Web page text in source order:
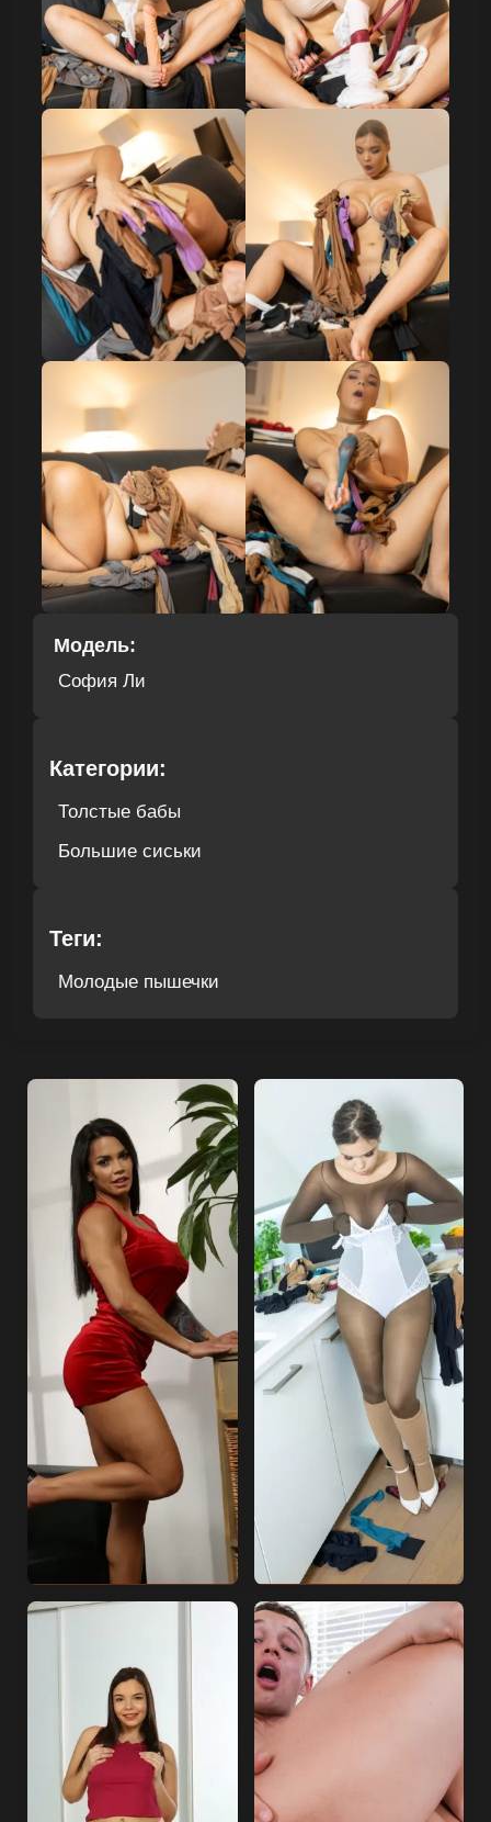
Модель:
София Ли
Категории:
Толстые бабы
Большие сиськи
Теги:
Молодые пышечки